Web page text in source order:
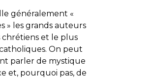
généralement «
» les grands auteurs
chrétiens et le plus
On peut
parler de mystique
et, pourquoi pas, de